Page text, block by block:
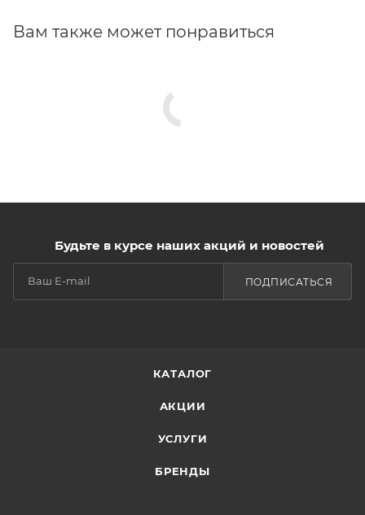
Вам также может понравиться
Будьте в курсе наших акций и новостей
ПОДПИСАТЬСЯ
КАТАЛОГ
АКЦИИ
УСЛУГИ
БРЕНДЫ